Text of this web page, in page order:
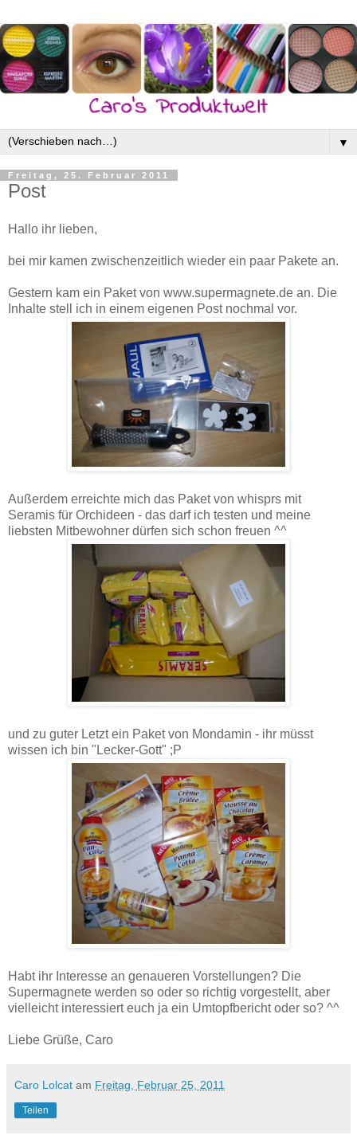
▼
Freitag, 25. Februar 2011
Post
Hallo ihr lieben,
bei mir kamen zwischenzeitlich wieder ein paar Pakete an.
Gestern kam ein Paket von www.supermagnete.de an. Die
Inhalte stell ich in einem eigenen Post nochmal vor.
Außerdem erreichte mich das Paket von whisprs mit
Seramis für Orchideen - das darf ich testen und meine
liebsten Mitbewohner dürfen sich schon freuen ^^
und zu guter Letzt ein Paket von Mondamin - ihr müsst
wissen ich bin "Lecker-Gott" ;P
Habt ihr Interesse an genaueren Vorstellungen? Die
Supermagnete werden so oder so richtig vorgestellt, aber
vielleicht interessiert euch ja ein Umtopfbericht oder so? ^^
Liebe Grüße, Caro
Caro Lolcat am Freitag, Februar 25, 2011
Teilen